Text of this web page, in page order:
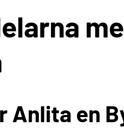
Anlita en